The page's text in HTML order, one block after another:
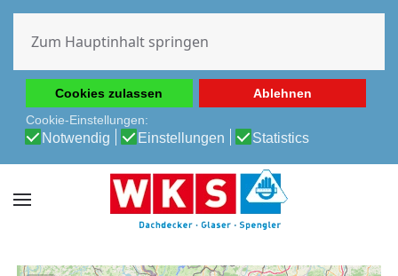
Erfahrung auf unserer Website zu ermöglichen.
Cookie-Richtlinie
Datenschutz-Bestimmungen
Cookies zulassen
Ablehnen
Cookie-Einstellungen:
Notwendig Einstellungen Statistics
Zum Hauptinhalt springen